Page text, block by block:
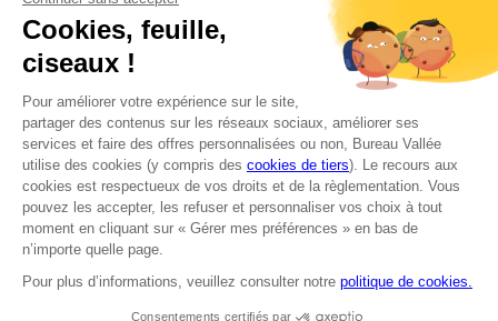
Peut-on faire imprimer des flyers à Bureau
Vallée Sainte-Savine ?
Quels types de reliure sont disponibles en
magasin ?
Peut-on commander des tampons
personnalisés sur place ?
magasin ?